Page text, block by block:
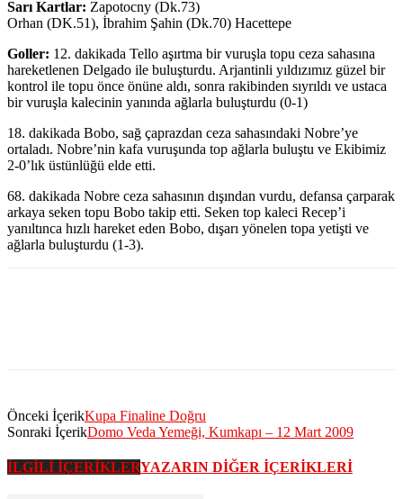
Sarı Kartlar: Zapotocny (Dk.73)
Orhan (DK.51), İbrahim Şahin (Dk.70) Hacettepe
Goller: 12. dakikada Tello aşırtma bir vuruşla topu ceza sahasına
hareketlenen Delgado ile buluşturdu. Arjantinli yıldızımız güzel bir
kontrol ile topu önce önüne aldı, sonra rakibinden sıyrıldı ve ustaca
bir vuruşla kalecinin yanında ağlarla buluşturdu (0-1)
18. dakikada Bobo, sağ çaprazdan ceza sahasındaki Nobre’ye
ortaladı. Nobre’nin kafa vuruşunda top ağlarla buluştu ve Ekibimiz
2-0’lık üstünlüğü elde etti.
68. dakikada Nobre ceza sahasının dışından vurdu, defansa çarparak
arkaya seken topu Bobo takip etti. Seken top kaleci Recep’i
yanıltınca hızlı hareket eden Bobo, dışarı yönelen topa yetişti ve
ağlarla buluşturdu (1-3).
Önceki İçerikKupa Finaline Doğru
Sonraki İçerikDomo Veda Yemeği, Kumkapı – 12 Mart 2009
İLGİLİ İÇERİKLERYAZARIN DİĞER İÇERİKLERİ